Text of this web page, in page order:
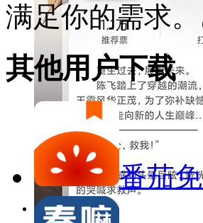
满足你的需求。
其他用户下载
番茄